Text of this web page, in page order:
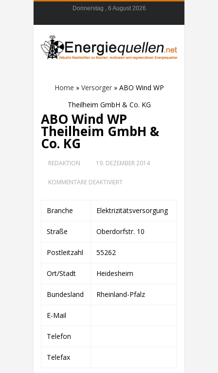
Donnerstag , 6 August 2026
Home » Versorger» ABO Wind WP
Theilheim GmbH & Co. KG
ABO Wind WP
Theilheim GmbH &
Co. KG
REDAKTION 19. DEZEMBER 2014
KOMMENTARE DEAKTIVIERTFÜR
THEILHEIM
&
CO.
Branche Elektrizitätsversorgung
Straße Oberdorfstr. 10
Postleitzahl 55262
Ort/Stadt Heidesheim
Bundesland Rheinland-Pfalz
E-Mail
Telefon
Telefax